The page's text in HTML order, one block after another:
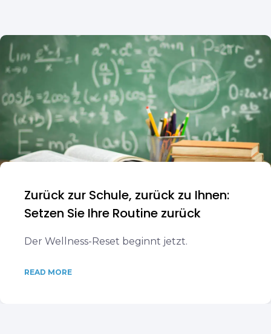
Zurück zur Schule, zurück zu Ihnen:
Setzen Sie Ihre Routine zurück
Der Wellness-Reset beginnt jetzt.
READ MORE